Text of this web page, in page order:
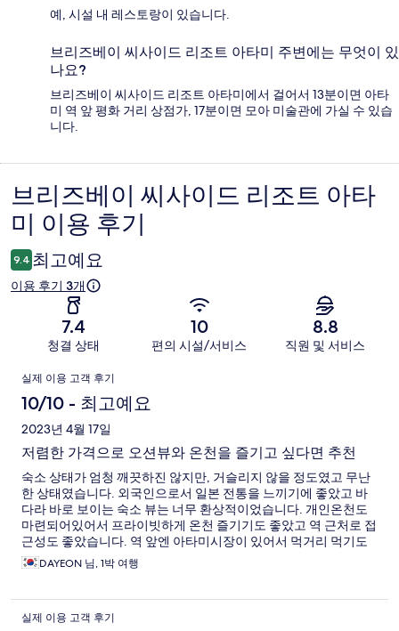
예, 시설 내 레스토랑이 있습니다.
브리즈베이 씨사이드 리조트 아타미 주변에는 무엇이 있
나요?
브리즈베이 씨사이드 리조트 아타미에서 걸어서 13분이면 아타
미 역 앞 평화 거리 상점가, 17분이면 모아 미술관에 가실 수 있습
니다.
이
용
후
기
브리즈베이 씨사이드 리조트 아타
미 이용 후기
9.4 최고예요
이용 후기 3개
7.4
청결 상태
10
편의 시설/서비스
8.8
직원 및 서비스
이
용
후
기
실제 이용 고객 후기
10/10 - 최고예요
2023년 4월 17일
저렴한 가격으로 오션뷰와 온천을 즐기고 싶다면 추천
숙소 상태가 엄청 깨끗하진 않지만, 거슬리지 않을 정도였고 무난
한 상태였습니다. 외국인으로서 일본 전통을 느끼기에 좋았고 바
다라 바로 보이는 숙소 뷰는 너무 환상적이었습니다. 개인온천도
마련되어있어서 프라이빗하게 온천 즐기기도 좋았고 역 근처로 접
근성도 좋았습니다. 역 앞엔 아타미시장이 있어서 먹거리 먹기도
좋았어요. 또한 숙소에 무료조식, 저녁엔 무료 라멘 서비스를 제공
해줬는데 음식 맛도 훌륭했고 퀄리티도 좋았습니다.
DAYEON 님, 1박 여행
실제 이용 고객 후기